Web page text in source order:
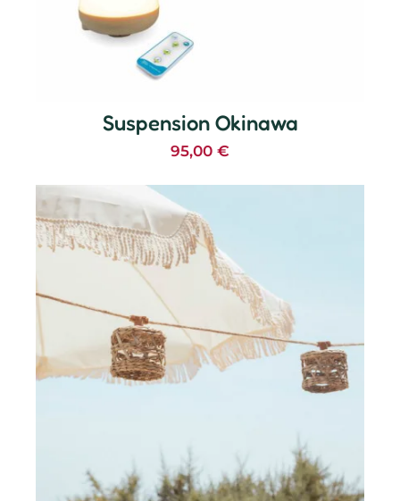
Suspension Okinawa
95,00 €